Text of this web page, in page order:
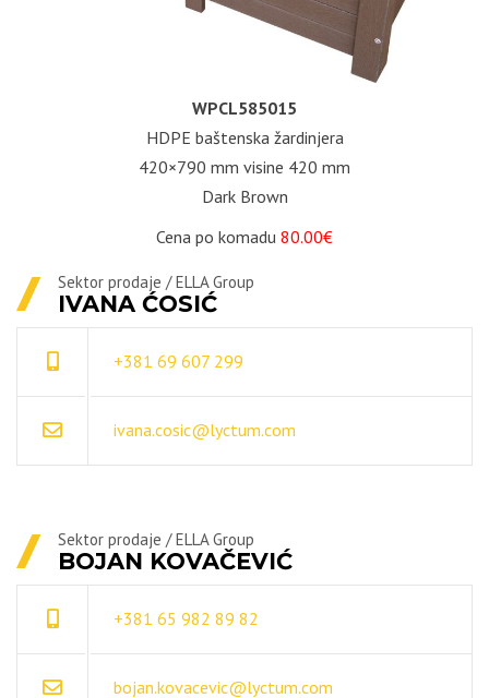
WPCL585015
HDPE baštenska žardinjera
420×790 mm visine 420 mm
Dark Brown
Cena po komadu 80.00€
Sektor prodaje / ELLA Group
IVANA ĆOSIĆ
+381 69 607 299
ivana.cosic@lyctum.com
Sektor prodaje / ELLA Group
BOJAN KOVAČEVIĆ
+381 65 982 89 82
bojan.kovacevic@lyctum.com